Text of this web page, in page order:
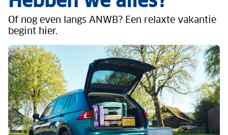
Of nog even langs ANWB? Een relaxte vakantie
begint hier.